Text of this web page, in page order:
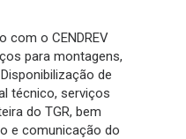
com o CENDREV
para montagens,
de
técnico, serviços
do TGR, bem
e comunicação do